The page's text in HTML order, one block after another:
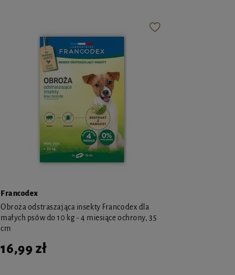
Francodex
Obroża odstraszająca insekty Francodex dla
małych psów do 10 kg - 4 miesiące ochrony, 35
cm
16,99 zł